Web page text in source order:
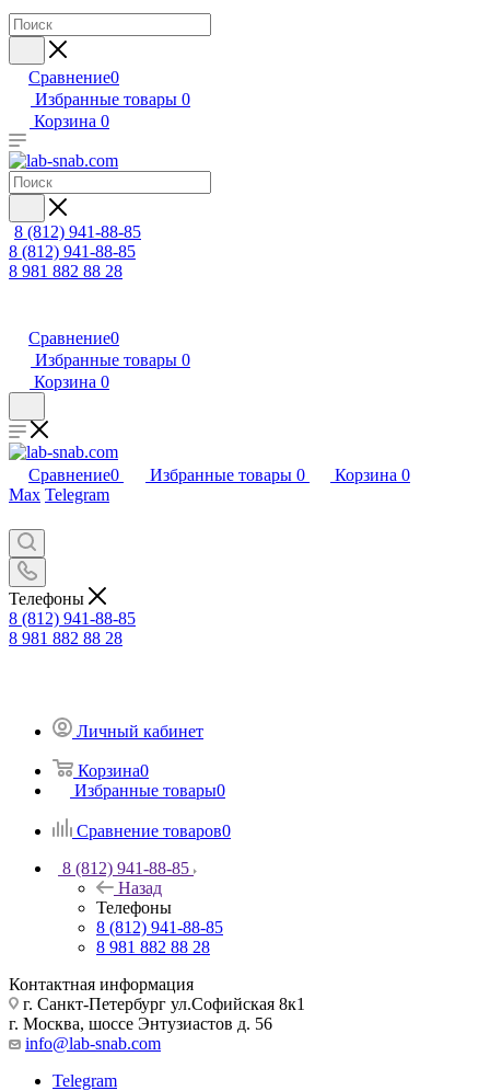
Сравнение0
Избранные товары 0
Корзина 0
8 (812) 941-88-85
8 (812) 941-88-85
8 981 882 88 28
Сравнение0
Избранные товары 0
Корзина 0
Сравнение0 Избранные товары 0 Корзина 0
Max Telegram
Телефоны
8 (812) 941-88-85
8 981 882 88 28
Личный кабинет
Корзина0
Избранные товары0
Сравнение товаров0
8 (812) 941-88-85
Назад
Телефоны
8 (812) 941-88-85
8 981 882 88 28
Контактная информация
г. Санкт-Петербург ул.Софийская 8к1
г. Москва, шоссе Энтузиастов д. 56
info@lab-snab.com
Telegram